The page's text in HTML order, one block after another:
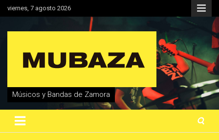
Saltar
al
viernes, 7 agosto 2026
Músicos y Bandas de Zamora